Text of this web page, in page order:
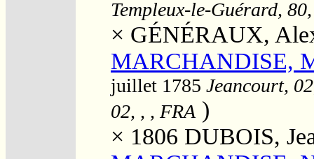
Templeux-le-Guérard,
× GÉNÉRAUX,
MARCHANDISE,
juillet 1785 Jeancourt,
02, , , FRA )
× 1806 DUBOIS,